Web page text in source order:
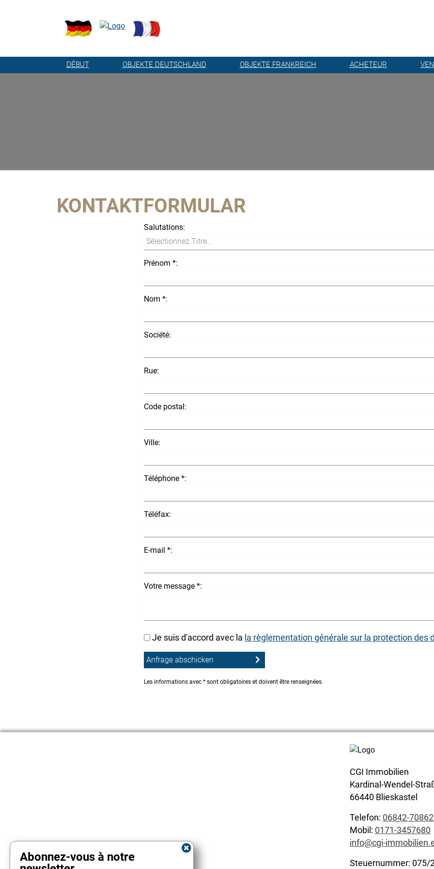
DÉBUT OBJEKTE DEUTSCHLAND OBJEKTE FRANKREICH ACHETEUR
KONTAKTFORMULAR
Salutations:
Prénom *:
Nom *:
Société:
Rue:
Code postal:
Ville:
Téléphone *:
Téléfax:
E-mail *:
Votre message *:
Je suis d'accord avec la la règlementation générale sur la protection des
Les informations avec * sont obligatoires et doivent être renseignées.
CGI Immobilien
Kardinal-Wendel-
66440 Blieskastel
Telefon: 06842-
Mobil: 0171-3457680
info@cgi-
Steuernummer: 075/
Abonnez-vous à notre